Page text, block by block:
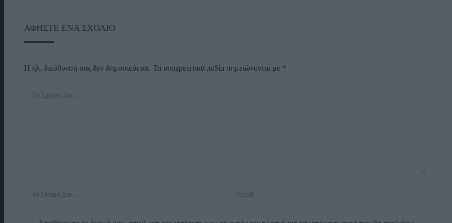
ΑΦΉΣΤΕ ΈΝΑ ΣΧΌΛΙΟ
Η ηλ. διεύθυνση σας δεν δημοσιεύεται. Τα υποχρεωτικά πεδία σημειώνονται με *